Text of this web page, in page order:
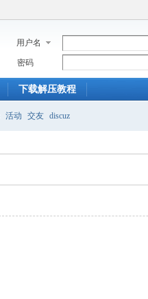
用户名
密码
下载解压教程
活动 交友 discuz